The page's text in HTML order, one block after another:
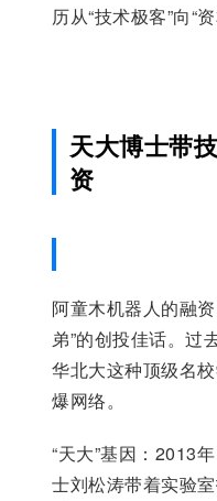
历从“技术极客”向“
天大博士带
资
阿童木机器人的融
弟”的创投佳话。过
华北大这种顶级名
爆网络。
“天大”基因：2013
士刘松涛带着实验